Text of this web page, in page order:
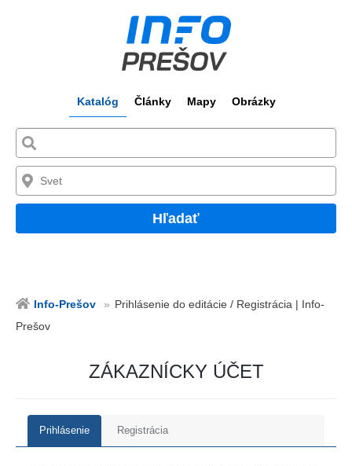
Katalóg Články Mapy Obrázky
Hľadať
Info-Prešov
Prihlásenie do editácie / Registrácia | Info-
Prešov
ZÁKAZNÍCKY ÚČET
Prihlásenie Registrácia